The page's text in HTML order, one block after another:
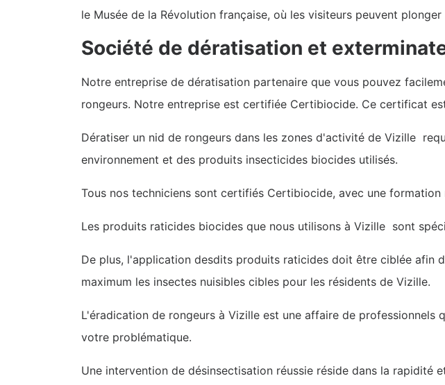
le Musée de la Révolution française, où les visiteurs peuvent
Société de dératisation et
Notre entreprise de dératisation partenaire que vous pouvez
rongeurs. Notre entreprise est certifiée Certibiocide. Ce certificat
Dératiser un nid de rongeurs dans les zones d'activité de Vizille
environnement et des produits insecticides biocides utilisés.
Tous nos techniciens sont certifiés Certibiocide, avec une formation
Les produits raticides biocides que nous utilisons à Vizille sont
De plus, l'application desdits produits raticides doit être ciblée afin
maximum les insectes nuisibles cibles pour les résidents de Vizille.
L'éradication de rongeurs à Vizille est une affaire de
votre problématique.
Une intervention de désinsectisation réussie réside dans la